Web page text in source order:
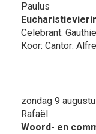
Paulus
Celebrant:
Koor: Cantor:
zondag 9
Rafaël
Woord- en